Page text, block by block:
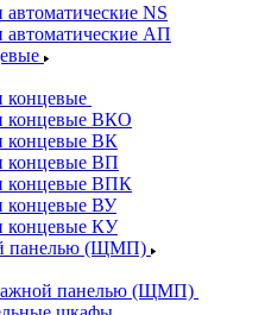
NS
АП
концевые
концевые ВКО
концевые ВК
концевые ВП
концевые ВПК
концевые ВУ
концевые КУ
панелью (ЩМП)
панелью (ЩМП)